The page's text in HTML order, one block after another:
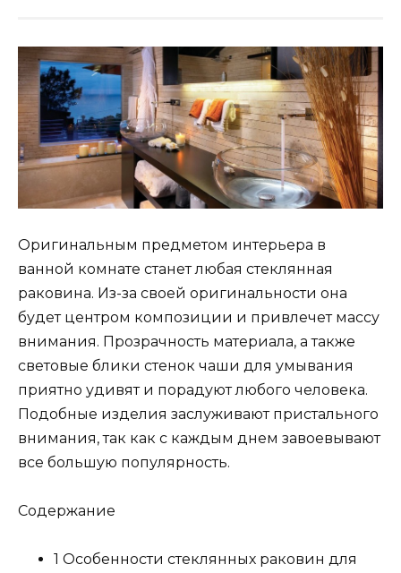
Оригинальным предметом интерьера в
ванной комнате станет любая стеклянная
раковина. Из-за своей оригинальности она
будет центром композиции и привлечет массу
внимания. Прозрачность материала, а также
световые блики стенок чаши для умывания
приятно удивят и порадуют любого человека.
Подобные изделия заслуживают пристального
внимания, так как с каждым днем завоевывают
все большую популярность.
Содержание
1 Особенности стеклянных раковин для